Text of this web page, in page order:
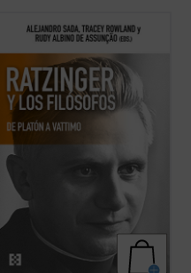
La conversación y el diálogo con filósofos
clásicos y contemporáneos es una de las
pensamiento del papa teólogo. Una
compilación de los interlocutores más
relevantes y una visión de conjunto de ...
(ver ficha)